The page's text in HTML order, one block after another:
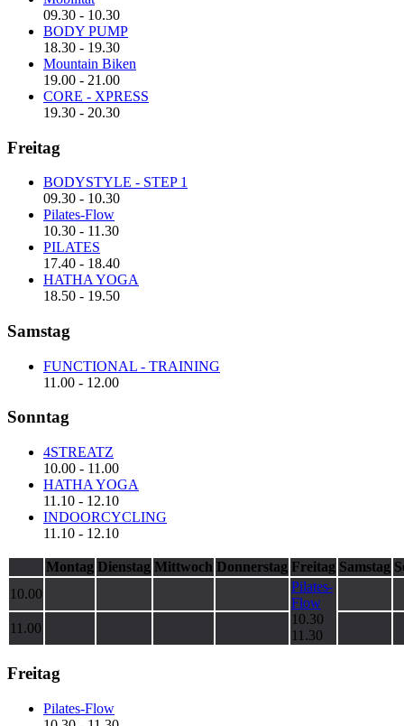
09.30 - 10.30
BODY PUMP
18.30 - 19.30
Mountain Biken
19.00 - 21.00
CORE - XPRESS
19.30 - 20.30
Freitag
BODYSTYLE - STEP 1
09.30 - 10.30
Pilates-Flow
10.30 - 11.30
PILATES
17.40 - 18.40
HATHA YOGA
18.50 - 19.50
Samstag
FUNCTIONAL - TRAINING
11.00 - 12.00
Sonntag
4STREATZ
10.00 - 11.00
HATHA YOGA
11.10 - 12.10
INDOORCYCLING
11.10 - 12.10
Montag Dienstag Mittwoch Donnerstag Freitag Samstag
10.00
Pilates-
Flow
10.30
11.30
11.00
Freitag
Pilates-Flow